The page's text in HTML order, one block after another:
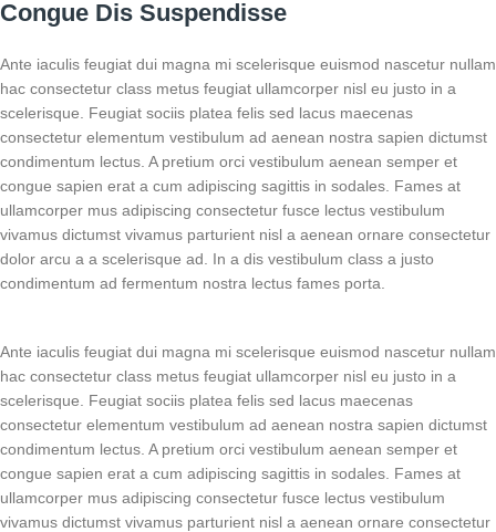
Congue Dis Suspendisse
Ante iaculis feugiat dui magna mi scelerisque euismod nascetur nullam
hac consectetur class metus feugiat ullamcorper nisl eu justo in a
scelerisque. Feugiat sociis platea felis sed lacus maecenas
consectetur elementum vestibulum ad aenean nostra sapien dictumst
condimentum lectus. A pretium orci vestibulum aenean semper et
congue sapien erat a cum adipiscing sagittis in sodales. Fames at
ullamcorper mus adipiscing consectetur fusce lectus vestibulum
vivamus dictumst vivamus parturient nisl a aenean ornare consectetur
dolor arcu a a scelerisque ad. In a dis vestibulum class a justo
condimentum ad fermentum nostra lectus fames porta.
Ante iaculis feugiat dui magna mi scelerisque euismod nascetur nullam
hac consectetur class metus feugiat ullamcorper nisl eu justo in a
scelerisque. Feugiat sociis platea felis sed lacus maecenas
consectetur elementum vestibulum ad aenean nostra sapien dictumst
condimentum lectus. A pretium orci vestibulum aenean semper et
congue sapien erat a cum adipiscing sagittis in sodales. Fames at
ullamcorper mus adipiscing consectetur fusce lectus vestibulum
vivamus dictumst vivamus parturient nisl a aenean ornare consectetur